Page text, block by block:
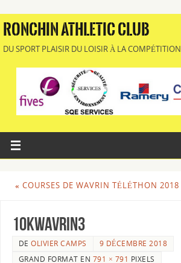
RONCHIN ATHLETIC CLUB
DU SPORT PLAISIR DU LOISIR À LA COMPÉTITION
« COURSES DE WAVRIN TÉLÉTHON 2018
10KWAVRIN3
DEOLIVIER CAMPS
9 DÉCEMBRE 2018
GRAND FORMAT EN 791 × 791 PIXELS